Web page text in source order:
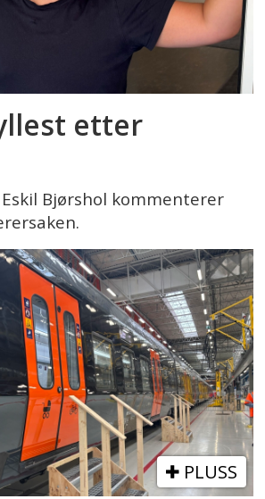
etter
Bjørshol kommenterer
PLUSS